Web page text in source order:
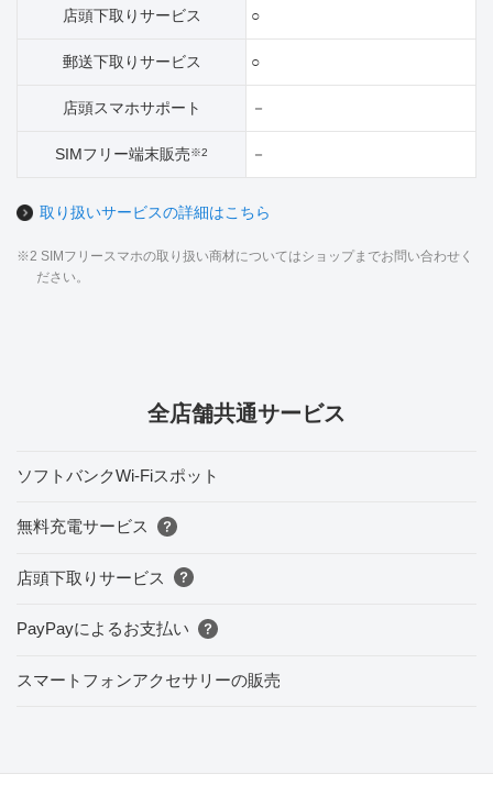
店頭下取りサービス ○
郵送下取りサービス ○
店頭スマホサポート －
SIMフリー端末販売※2 －
取り扱いサービスの詳細はこちら
※2 SIMフリースマホの取り扱い商材についてはショップまでお問い合わせく
ださい。
全店舗共通サービス
ソフトバンクWi-Fiスポット
無料充電サービス
店頭下取りサービス
PayPayによるお支払い
スマートフォンアクセサリーの販売